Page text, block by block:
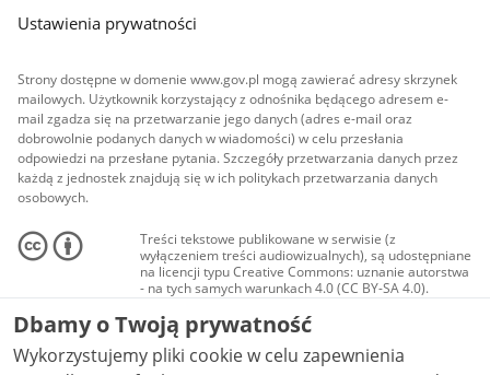
Ustawienia prywatności
Strony dostępne w domenie www.gov.pl mogą zawierać adresy skrzynek
mailowych. Użytkownik korzystający z odnośnika będącego adresem e-
mail zgadza się na przetwarzanie jego danych (adres e-mail oraz
dobrowolnie podanych danych w wiadomości) w celu przesłania
odpowiedzi na przesłane pytania. Szczegóły przetwarzania danych przez
każdą z jednostek znajdują się w ich politykach przetwarzania danych
osobowych.
Treści tekstowe publikowane w serwisie (z
wyłączeniem treści audiowizualnych), są udostępniane
na licencji typu Creative Commons: uznanie autorstwa
- na tych samych warunkach 4.0 (CC BY-SA 4.0).
Materiały audiowizualne, w tym zdjęcia, materiały
audio i wideo, są udostępniane na licencji typu
Creative Commons: uznanie autorstwa użycie
niekomercyjne - bez utworów zależnych 4.0 (CC BY-
NC-ND 4.0), o ile nie jest to stwierdzone inaczej.
Dbamy o Twoją prywatność
Wykorzystujemy pliki cookie w celu zapewnienia